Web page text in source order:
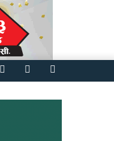
YouTube
Twitter